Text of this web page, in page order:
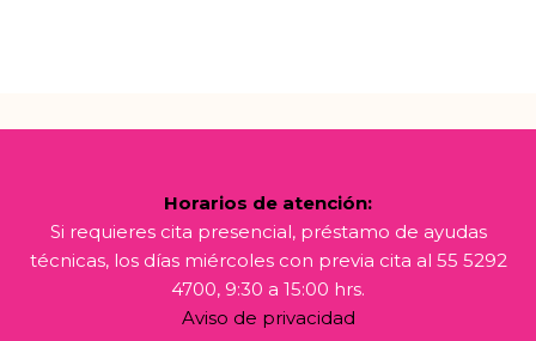
Horarios de atención:
Si requieres cita presencial, préstamo de ayudas
técnicas, los días miércoles con previa cita al 55 5292
4700, 9:30 a 15:00 hrs.
Aviso de privacidad